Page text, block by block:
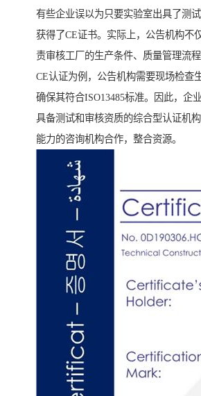
有些企业误以为只要实验室出具了测
获得了CE证书。实际上，公告机构不
责审核工厂的生产条件、质量管理流
CE认证为例，公告机构需要现场检查
确保其符合ISO13485标准。因此，企
具备测试和审核资质的综合型认证机
能力的咨询机构合作，整合资源。